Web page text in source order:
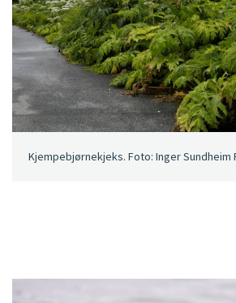
Kjempebjørnekjeks. Foto: Inger Sundheim